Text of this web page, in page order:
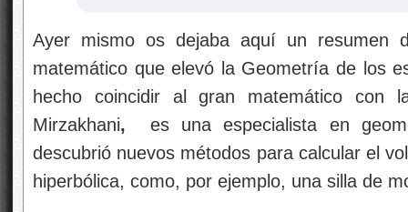
Ayer mismo os dejaba aquí un
matemático que elevó la Geometría de los
hecho coincidir al gran matemático con
Mirzakhani,
es una especialista en
descubrió nuevos métodos para calcular el
hiperbólica, como, por ejemplo, una silla de